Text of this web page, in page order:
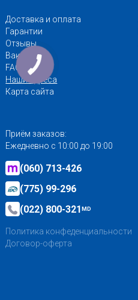
Доставка и оплата
Гарантии
Отзывы
Вакансии
FAQ
Наши адреса
Карта сайта
Приём заказов:
Ежедневно с 10:00 до 19:00
(060) 713-426
(775) 99-296
(022) 800-321MD
Политика конфеденциальности
Договор-оферта